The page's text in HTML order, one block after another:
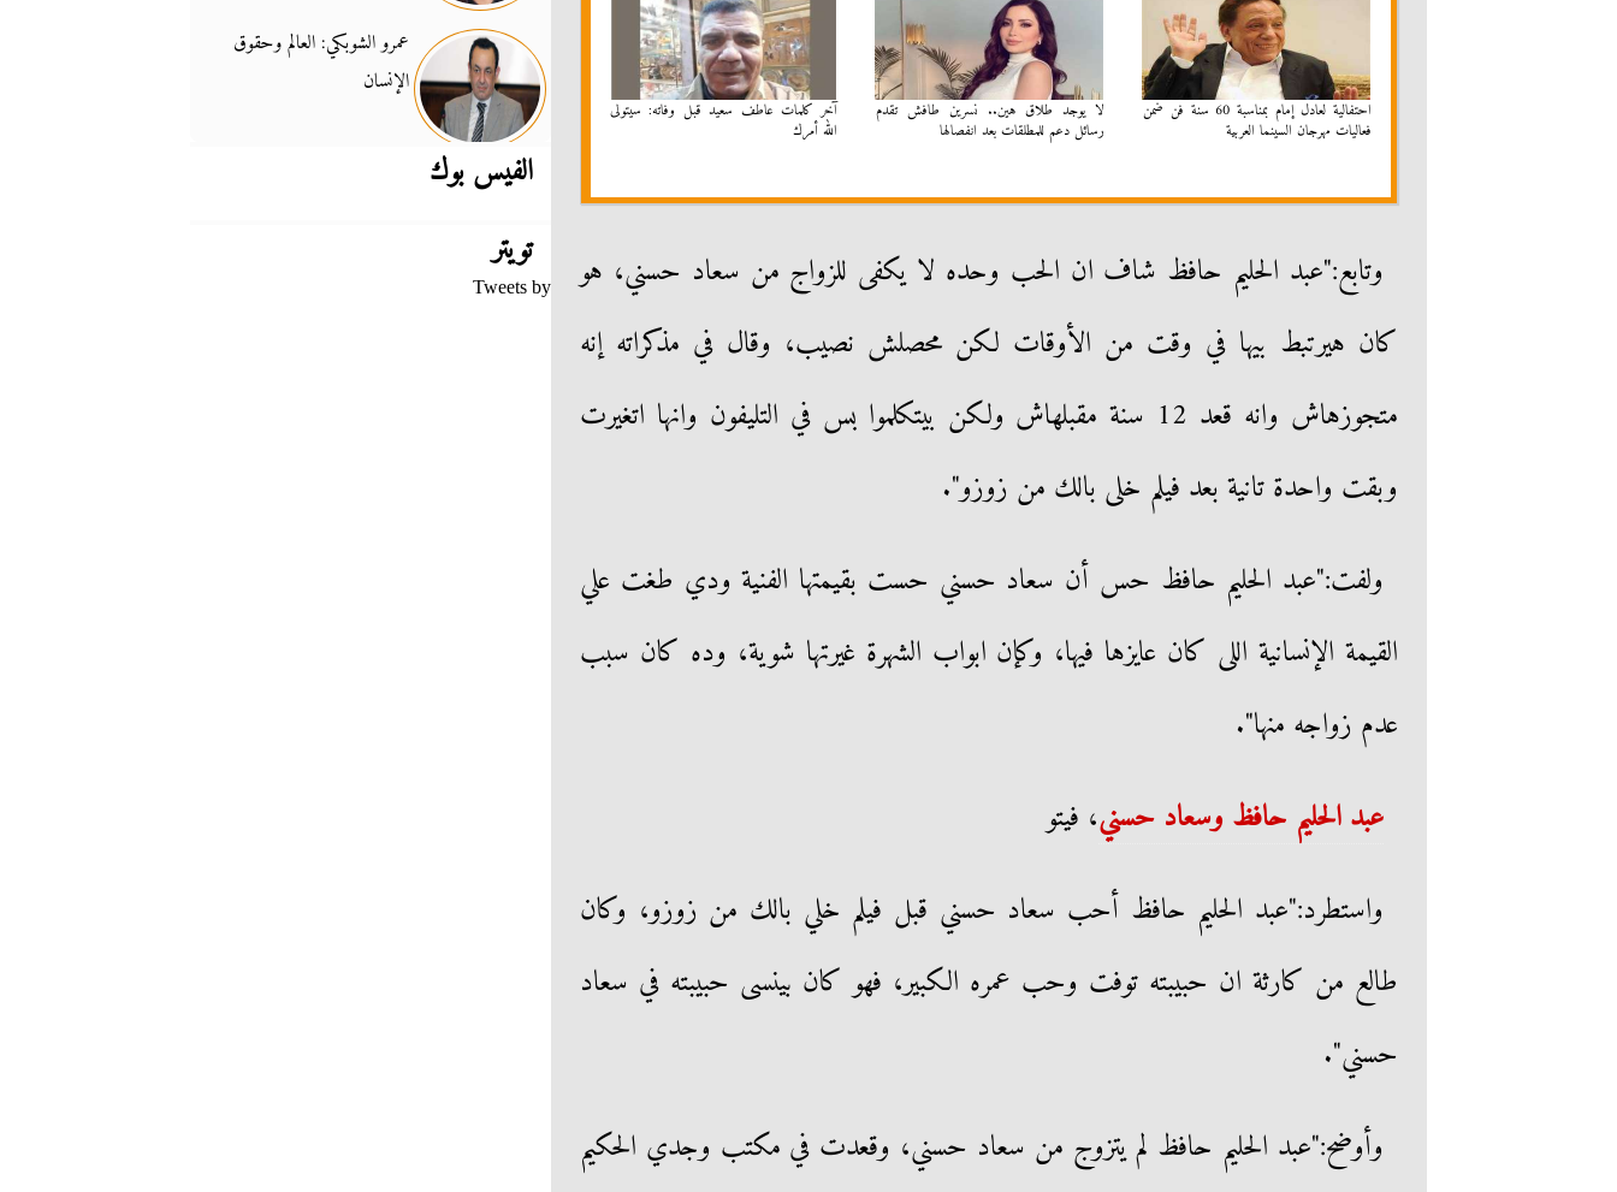
احتفالية لعادل إمام بمناسبة 60 سنة فن ضمن
فعاليات مهرجان السينما العربية
لا يوجد طلاق هين.. نسرين طافش تقدم
رسائل دعم للمطلقات بعد انفصالها
آخر كلمات عاطف سعيد قبل وفاته: سيتولى
الله أمرك
وتابع:"عبد الحليم حافظ شاف ان الحب وحده لا يكفى للزواج من سعاد حسني، هو
كان هيرتبط بيها في وقت من الأوقات لكن محصلش نصيب، وقال في مذكراته إنه
متجوزهاش وانه قعد 12 سنة مقبلهاش ولكن بيتكلموا بس في التليفون وانها اتغيرت
وبقت واحدة تانية بعد فيلم خلى بالك من زوزو".
ولفت:"عبد الحليم حافظ حس أن سعاد حسني حست بقيمتها الفنية ودي طغت علي
القيمة الإنسانية اللى كان عايزها فيها، وكإن ابواب الشهرة غيرتها شوية، وده كان سبب
عدم زواجه منها".
عبد الحليم حافظ وسعاد حسني، فيتو
واستطرد:"عبد الحليم حافظ أحب سعاد حسني قبل فيلم خلي بالك من زوزو، وكان
طالع من كارثة ان حبيبته توفت وحب عمره الكبير، فهو كان بينسى حبيبته في سعاد
حسني".
وأوضح:"عبد الحليم حافظ لم يتزوج من سعاد حسني، وقعدت في مكتب وجدي الحكيم
عمرو الشوبكي: العالم وحقوق
الإنسان
الفيس بوك
تويتر
Tweets by